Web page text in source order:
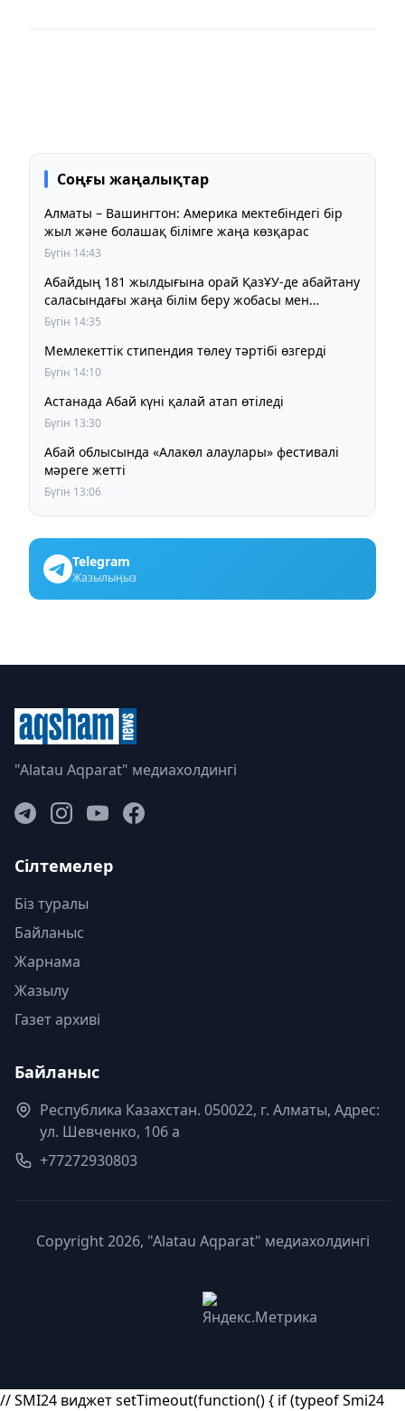
Соңғы жаңалықтар
Алматы – Вашингтон: Америка мектебіндегі бір
жыл және болашақ білімге жаңа көзқарас
Бүгін 14:43
Абайдың 181 жылдығына орай ҚазҰУ-де абайтану
саласындағы жаңа білім беру жобасы мен
ғылыми әзірлемені таныстырды
Бүгін 14:35
Мемлекеттік стипендия төлеу тәртібі өзгерді
Бүгін 14:10
Астанада Абай күні қалай атап өтіледі
Бүгін 13:30
Абай облысында «Алакөл алаулары» фестивалі
мәреге жетті
Бүгін 13:06
Telegram
Жазылыңыз
"Alatau Aqparat" медиахолдингі
Сілтемелер
Біз туралы
Байланыс
Жарнама
Жазылу
Газет архиві
Байланыс
Республика Казахстан. 050022, г. Алматы, Адрес:
ул. Шевченко, 106 а
+77272930803
Copyright 2026, "Alatau Aqparat" медиахолдингі
// SMI24 виджет setTimeout(function() { if (typeof Smi24